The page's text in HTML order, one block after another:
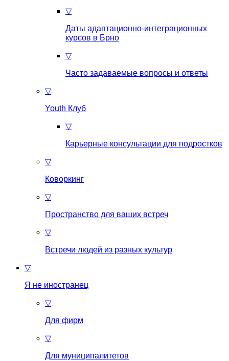
▽
Даты адаптационно-интеграционных
курсов в Брно
▽
Часто задаваемые вопросы и ответы
▽
Youth Клуб
▽
Карьерные консультации для подростков
▽
Коворкинг
▽
Пространство для ваших встреч
▽
Встречи людей из разных культур
▽
Я не иностранец
▽
Для фирм
▽
Для муниципалитетов